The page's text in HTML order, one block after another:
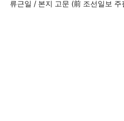
류근일 / 본지 고문 (前 조선일보 주